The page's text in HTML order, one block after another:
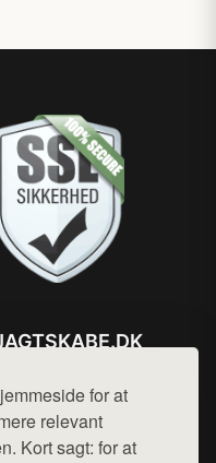
for at
relevant
Kort sagt: for at
hej@want.dk